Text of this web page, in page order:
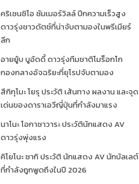
คริเซนซิโอ ซัมเมอร์วิลล์ ปีกความเร็วสูง
ดาวรุ่งชาวดัตช์ที่น่าจับตามองในพรีเมียร์
ลีก
อายยู้บ บูอัดดี้ ดาวรุ่งทีมชาติโมร็อกโก
กองกลางอัจฉริยะที่ยุโรปจับตามอง
สึกิกุโมะ โยรุ ประวัติ เส้นทาง ผลงาน และจุด
เด่นของดาราเอวีญี่ปุ่นที่กำลังมาแรง
นาโนะ โอกาซาวาระ ประวัตินักแสดง AV
ดาวรุ่งพุ่งแรง
คิโยโนะ ซากิ ประวัติ นักแสดง AV นักบัลเลต์
ที่กำลังถูกพูดถึงในปี 2026